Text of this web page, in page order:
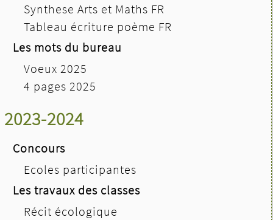
Synthese Arts et Maths FR
Tableau écriture poème FR
Les mots du bureau
Voeux 2025
4 pages 2025
2023-2024
Concours
Ecoles participantes
Les travaux des classes
Récit écologique